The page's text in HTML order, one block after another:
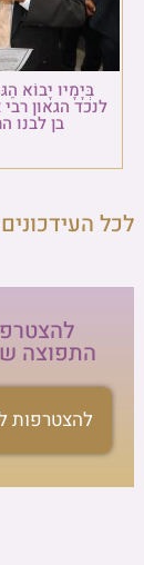
בְּיָמָיו יָבוֹא
לנכד הגאון
בן לבנו
לכל העידכונים
התפוצה
להצטרפות